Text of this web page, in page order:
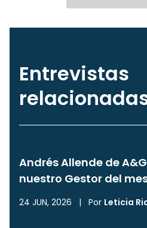
Entrevistas
Andrés Allende de
nuestro Gestor del
24 JUN, 2026 | Por Leticia